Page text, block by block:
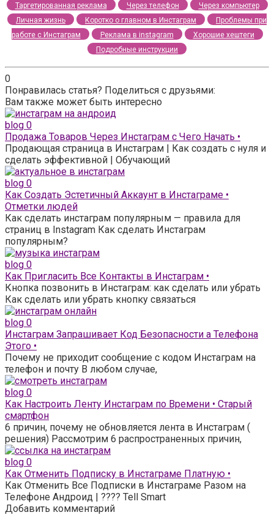
Таргетированная реклама Через телефон
Через компьютер
Личная жизнь
Коротко о главном в Инстаграм
Проблемы при
работе с Инстаграм
Реклама в instagram
Хорошие хештеги
Подробные инструкции
0
Понравилась статья? Поделиться с друзьями:
Вам также может быть интересно
blog 0
Продажа Товаров Через Инстаграм с Чего Начать •
Продающая страница в Инстаграм | Как создать с нуля и
сделать эффективной | Обучающий
blog 0
Как Создать Эстетичный Аккаунт в Инстаграме •
Отметки людей
Как сделать инстаграм популярным — правила для
страниц в Instagram Как сделать Инстаграм
популярным?
blog 0
Как Пригласить Все Контакты в Инстаграм •
Кнопка позвонить в Инстаграм: как сделать или убрать
Как сделать или убрать кнопку связаться
blog 0
Инстаграм Запрашивает Код Безопасности а Телефона
Этого •
Почему не приходит сообщение с кодом Инстаграм на
телефон и почту В любом случае,
blog 0
Как Настроить Ленту Инстаграм по Времени • Старый
смартфон
6 причин, почему не обновляется лента в Инстаграм (
решения) Рассмотрим 6 распространенных причин,
blog 0
Как Отменить Подписку в Инстаграме Платную •
Как Отменить Все Подписки в Инстаграме Разом на
Телефоне Андроид | ???? Tell Smart
Добавить комментарий